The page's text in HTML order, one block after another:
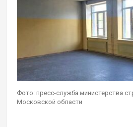
Фото: пресс-служба министерства
Московской области